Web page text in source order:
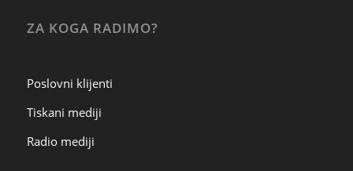
ZA KOGA RADIMO?
Poslovni klijenti
Tiskani mediji
Radio mediji